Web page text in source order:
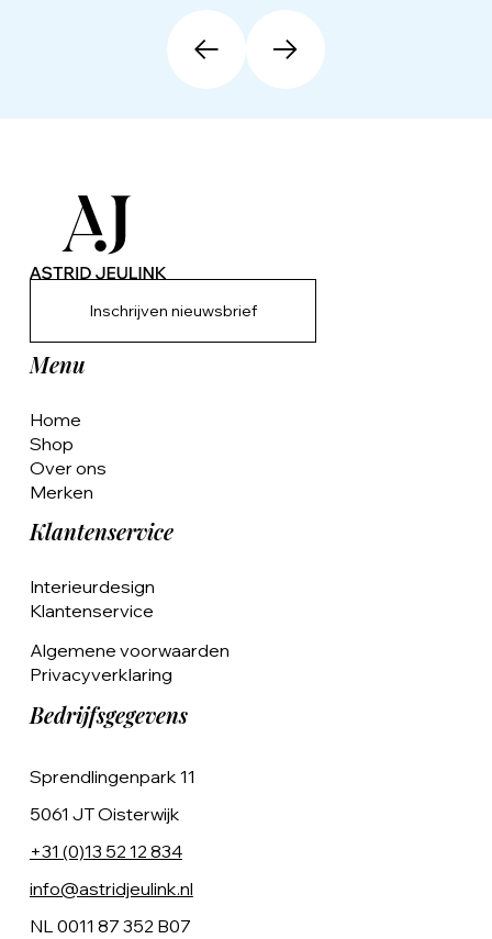
Inschrijven nieuwsbrief
Menu
Home
Shop
Over ons
Merken
Klantenservice
Interieurdesign
Klantenservice
Algemene voorwaarden
Privacyverklaring
Bedrijfsgegevens
Sprendlingenpark 11
5061 JT Oisterwijk
+31 (0)13 52 12 834
info@astridjeulink.nl
NL 0011 87 352 B07